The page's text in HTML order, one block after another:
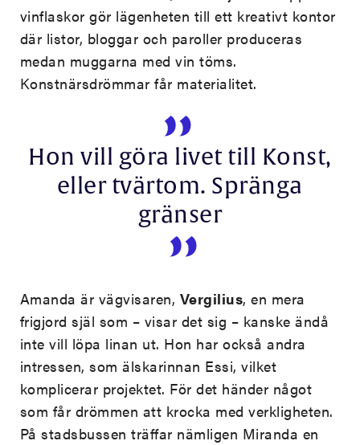
vinflaskor gör lägenheten till ett kreativt kontor
där listor, bloggar och paroller produceras
medan muggarna med vin töms.
Konstnärsdrömmar får materialitet.
Hon vill göra livet till Konst,
eller tvärtom. Spränga
gränser
Amanda är vägvisaren, Vergilius, en mera
frigjord själ som – visar det sig – kanske ändå
inte vill löpa linan ut. Hon har också andra
intressen, som älskarinnan Essi, vilket
komplicerar projektet. För det händer något
som får drömmen att krocka med verkligheten.
På stadsbussen träffar nämligen Miranda en